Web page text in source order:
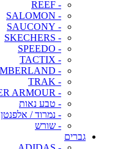
- REEF
- SALOMON
- SAUCONY
- SKECHERS
- SPEEDO
- TACTIX
- TIMBERLAND
- TRAK
- UNDER ARMOUR
- טבע נאות
- נמרוד / אלפנטן
- שורש
גברים